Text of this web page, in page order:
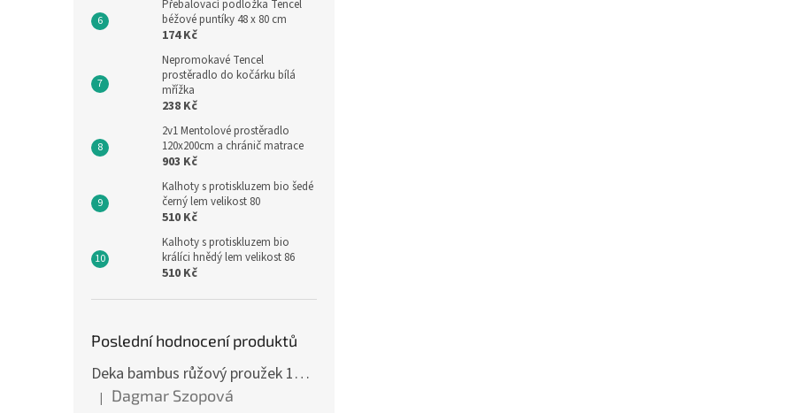
Přebalovací podložka Tencel
béžové puntíky 48 x 80 cm
174 Kč
Nepromokavé Tencel
prostěradlo do kočárku bílá
mřížka
238 Kč
2v1 Mentolové prostěradlo
120x200cm a chránič matrace
903 Kč
Kalhoty s protiskluzem bio šedé
černý lem velikost 80
510 Kč
Kalhoty s protiskluzem bio
králíci hnědý lem velikost 86
510 Kč
Poslední hodnocení produktů
Deka bambus růžový proužek 160 x 200 cm
Hodnocení produktu je 5 z 5 hvězdiček.
| Dagmar Szopová